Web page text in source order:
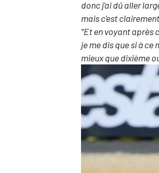
donc j'ai dû aller
mais c'est
"Et en voyant après
je me dis que si à
mieux que dixième